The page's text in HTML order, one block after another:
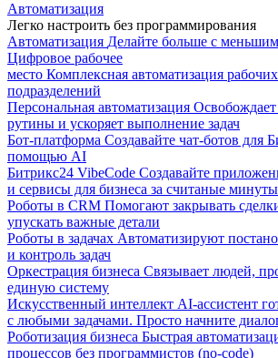
Автоматизация
Легко настроить без программирования
Автоматизация Делайте больше с
Цифровое рабочее
место Комплексная автоматизация
подразделений
Персональная автоматизация Освобождает
рутины и ускоряет выполнение задач
Бот-платформа Создавайте чат-ботов для
помощью AI
Битрикс24 VibeCode Создавайте
и сервисы для бизнеса за считаные минуты
Роботы в CRM Помогают закрывать
упускать важные детали
Роботы в задачах Автоматизируют
и контроль задач
Оркестрация бизнеса Связывает людей,
единую систему
Искусственный интеллект AI-ассистент
с любыми задачами. Просто начните
Роботизация бизнеса Быстрая
процессов без программистов (no-code)